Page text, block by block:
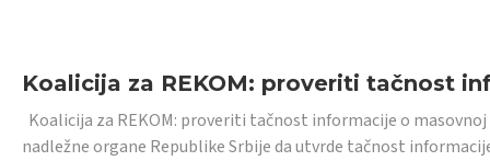
Koalicija za REKOM: proveriti tačnost
Koalicija za REKOM: proveriti tačnost informacije o
nadležne organe Republike Srbije da utvrde tačnost